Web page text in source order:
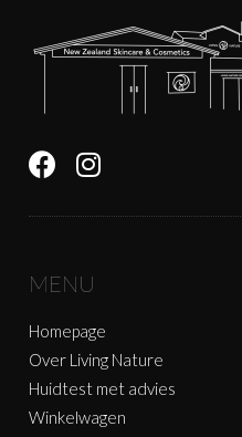
MENU
Homepage
Over Living Nature
Huidtest met advies
Winkelwagen